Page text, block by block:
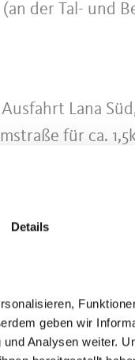
Details
geben wir
Analysen weiter.
der Tal- und
Lana
für ca.